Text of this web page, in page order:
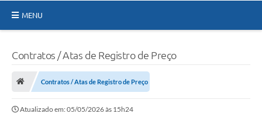
MENU
A Nossa Cidade
Principal
Contratos / Atas de Registro de Preço
Contratos / Atas de Registro de Preço
Atualizado em: 05/05/2026 às 15h24